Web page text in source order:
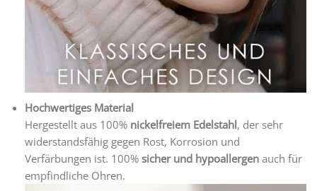
Hochwertiges Material
Hergestellt aus 100% nickelfreiem Edelstahl, der sehr
widerstandsfähig gegen Rost, Korrosion und
Verfärbungen ist. 100% sicher und hypoallergenauch für
empfindliche Ohren.